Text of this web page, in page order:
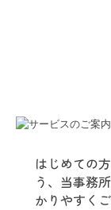
はじめての
う、当事務
かりやすく